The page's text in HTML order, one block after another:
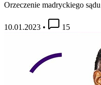
Orzeczenie madryckiego sądu
10.01.2023 • 15